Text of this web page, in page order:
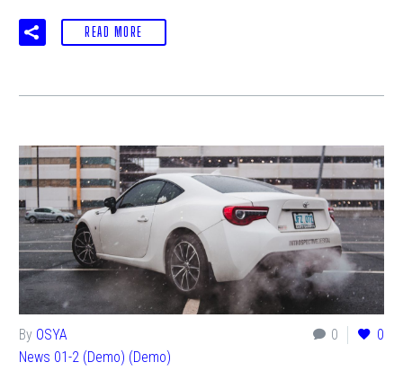
READ MORE
0 0
By OSYA
News 01-2 (Demo) (Demo)